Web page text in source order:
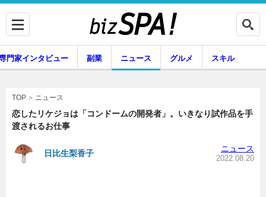
専門家インタビュー
門家インタビュー 副業 ニュース グルメ スキル
TOP ニュース
恋したリケジョは「コンドームの開発者」。いきなり試作品を手
渡されるお仕事
日比生梨香子 ニュース
2022.08.20